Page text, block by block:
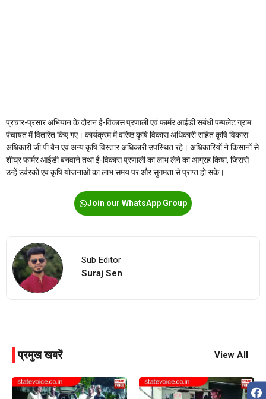
प्रचार-प्रसार अभियान के दौरान ई-विकास प्रणाली एवं फार्मर आईडी संबंधी पम्पलेट ग्राम
पंचायत में वितरित किए गए। कार्यक्रम में वरिष्ठ कृषि विकास अधिकारी सहित कृषि विकास
अधिकारी जी पी बैन एवं अन्य कृषि विस्तार अधिकारी उपस्थित रहे। अधिकारियों ने किसानों से
शीघ्र फार्मर आईडी बनवाने तथा ई-विकास प्रणाली का लाभ लेने का आग्रह किया, जिससे
उन्हें उर्वरकों एवं कृषि योजनाओं का लाभ समय पर और सुगमता से प्राप्त हो सके।
Join our WhatsApp Group
Sub Editor
Suraj Sen
प्रमुख खबरें View All